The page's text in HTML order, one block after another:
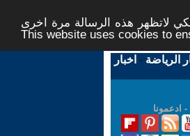
لاتظهر هذه الرسالة مرة اخرى -
This website uses cookies to
الرياضة - اخبار
- ادعمونا